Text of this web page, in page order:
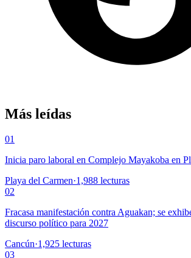
Más leídas
01
Inicia paro laboral en Complejo Mayakoba en
Playa del Carmen·1,988 lecturas
02
Fracasa manifestación contra Aguakan; se
discurso político para 2027
Cancún·1,925 lecturas
03